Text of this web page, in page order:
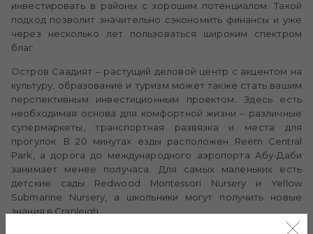
инвестировать в районы с хорошим потенциалом. Такой
подход позволит значительно сэкономить финансы и уже
через несколько лет пользоваться широким спектром
благ.
Остров Саадият – растущий деловой центр с акцентом на
культуру, образование и туризм может также стать вашим
перспективным инвестиционным проектом. Здесь есть
необходимая основа для комфортной жизни – различные
супермаркеты, транспортная развязка и места для
прогулок. В 20 минутах езды расположен Reem Central
Park, а дорога до международного аэропорта Абу-Даби
занимает менее получаса. Для самых маленьких есть
детские сады Redwood Montessori Nursery и Yellow
Submarine Nursery, а школьники могут получить новые
знания в Cranleigh.